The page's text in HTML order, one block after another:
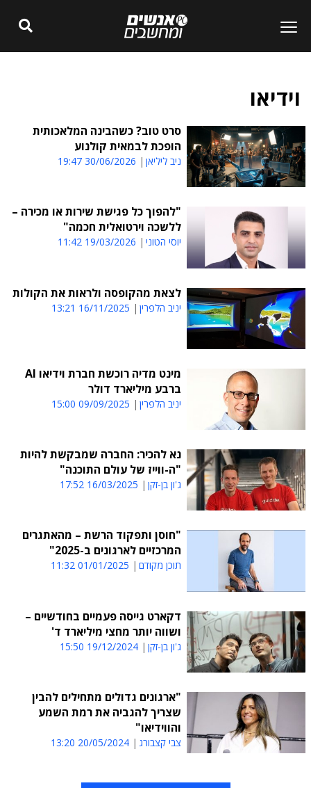
וידיאו
סרט טוב? כשהבינה המלאכותית
הופכת לבמאית קולנוע
ניב ליליאן 30/06/2026 19:47
"להפוך כל פגישת שירות או מכירה –
ללשכה וירטואלית חכמה"
יוסי הטוני 19/03/2026 11:42
לצאת מהקופסה ולראות את הקולות
יניב הלפרין 16/11/2025 13:21
מינט מדיה רוכשת חברת וידיאו AI
ברבע מיליארד דולר
יניב הלפרין 09/09/2025 15:00
נא להכיר: החברה שמבקשת להיות
"ה-ווייז של עולם התוכנה"
ג'ון בן-זקן 16/03/2025 17:52
"חוסן ותפקוד הרשת – מהאתגרים
המרכזיים לארגונים ב-2025"
תוכן מקודם 01/01/2025 11:32
דקארט גייסה פעמיים בחודשיים –
ושווה יותר מחצי מיליארד ד'
ג'ון בן-זקן 19/12/2024 15:50
"ארגונים גדולים מתחילים להבין
שצריך להגביה את רמת השמע
והווידיאו"
צבי קצבורג 20/05/2024 13:20